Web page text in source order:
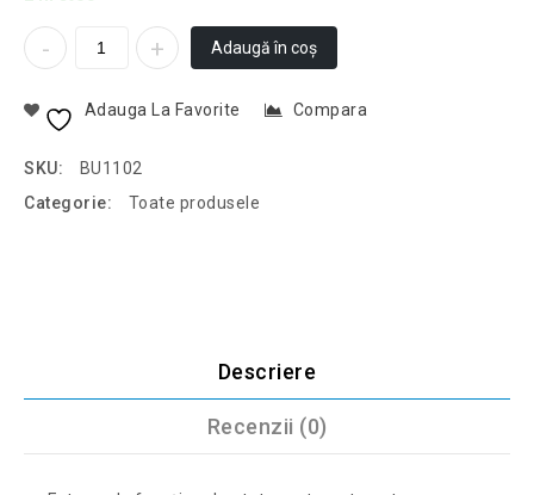
Adaugă în coș
Adauga La Favorite Compara
SKU:
BU1102
Categorie:
Toate produsele
Descriere
Recenzii (0)